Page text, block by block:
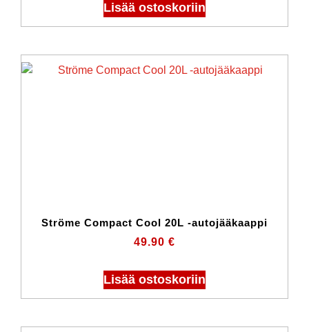
Lisää ostoskoriin
Ströme Compact Cool 20L -autojääkaappi
49.90 €
Lisää ostoskoriin